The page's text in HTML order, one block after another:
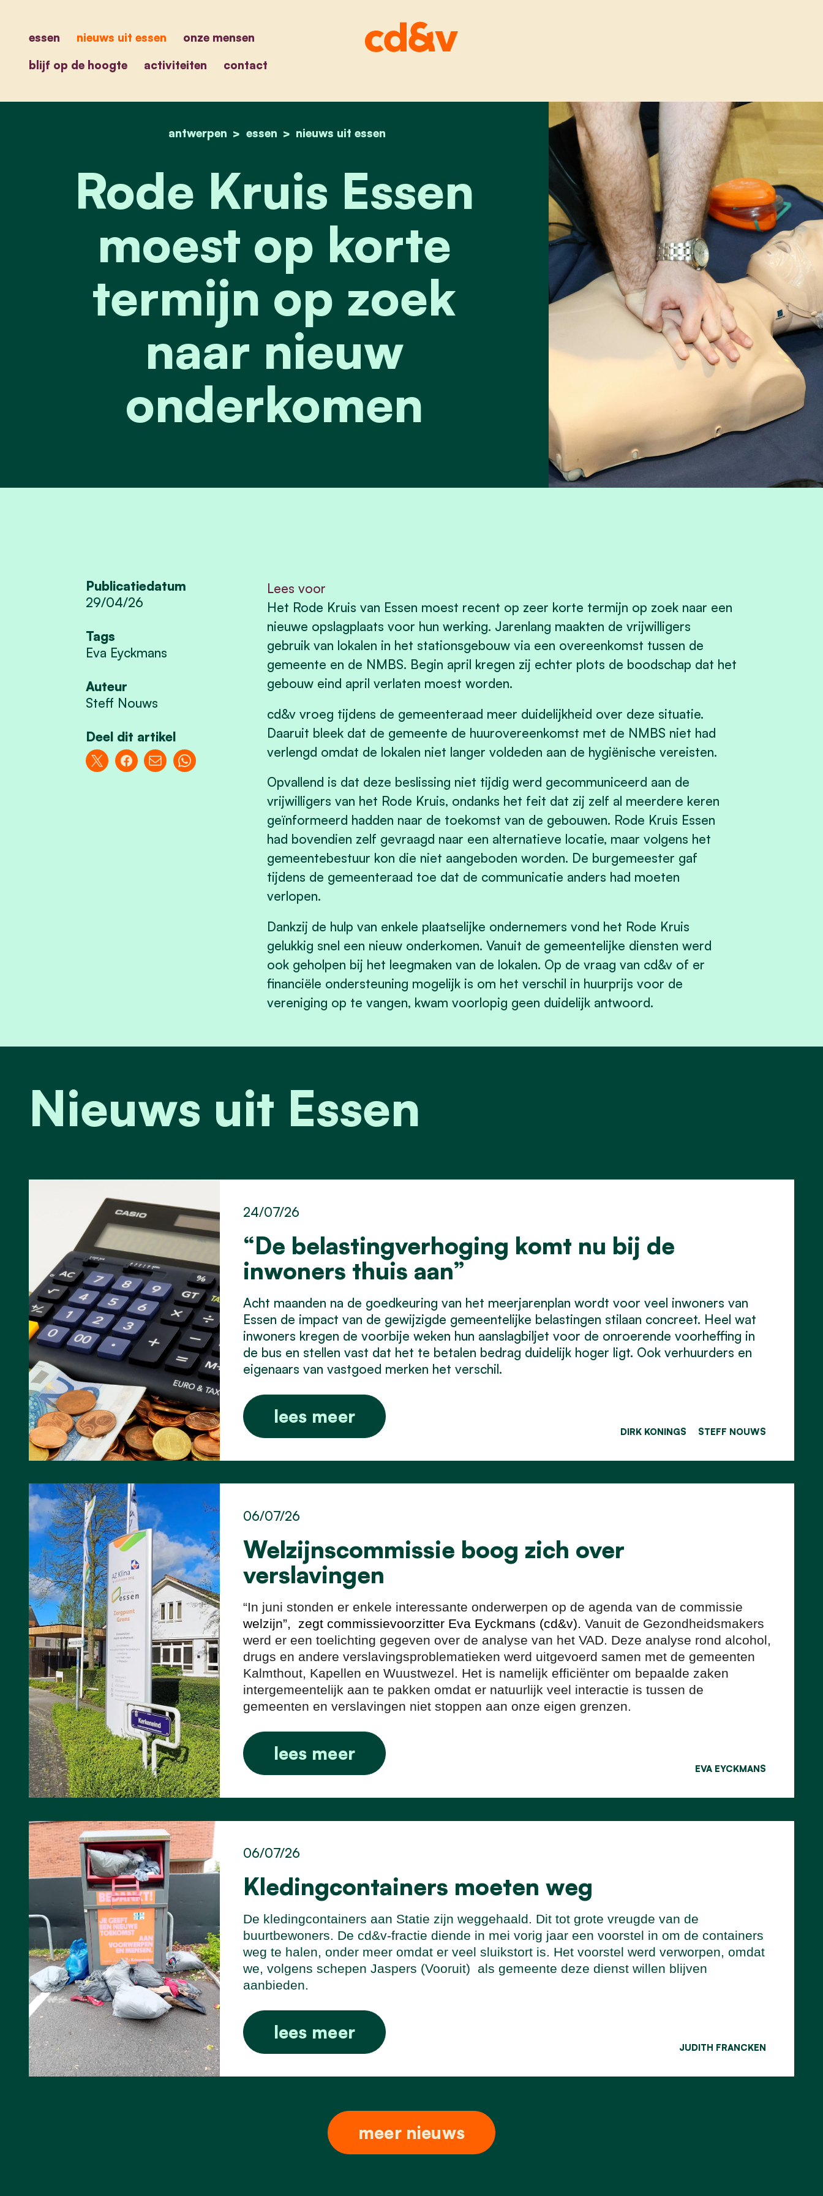
essen nieuws uit essen
onze mensen
blijf op de hoogte
activiteiten contact
home
antwerpen essen nieuws uit essen
rode kruis essen moest op korte termijn op zoek naar nieuw onderkomen
Rode Kruis Essen
moest op korte
termijn op zoek
naar nieuw
onderkomen
Publicatiedatum
29/04/26
Tags
Eva Eyckmans
Auteur
Steff Nouws
Deel dit artikel
Lees voor
Het Rode Kruis van Essen moest recent op zeer korte termijn op zoek naar een
nieuwe opslagplaats voor hun werking. Jarenlang maakten de vrijwilligers
gebruik van lokalen in het stationsgebouw via een overeenkomst tussen de
gemeente en de NMBS. Begin april kregen zij echter plots de boodschap dat het
gebouw eind april verlaten moest worden.
cd&v vroeg tijdens de gemeenteraad meer duidelijkheid over deze situatie.
Daaruit bleek dat de gemeente de huurovereenkomst met de NMBS niet had
verlengd omdat de lokalen niet langer voldeden aan de hygiënische vereisten.
Opvallend is dat deze beslissing niet tijdig werd gecommuniceerd aan de
vrijwilligers van het Rode Kruis, ondanks het feit dat zij zelf al meerdere keren
geïnformeerd hadden naar de toekomst van de gebouwen. Rode Kruis Essen
had bovendien zelf gevraagd naar een alternatieve locatie, maar volgens het
gemeentebestuur kon die niet aangeboden worden. De burgemeester gaf
tijdens de gemeenteraad toe dat de communicatie anders had moeten
verlopen.
Dankzij de hulp van enkele plaatselijke ondernemers vond het Rode Kruis
gelukkig snel een nieuw onderkomen. Vanuit de gemeentelijke diensten werd
ook geholpen bij het leegmaken van de lokalen. Op de vraag van cd&v of er
financiële ondersteuning mogelijk is om het verschil in huurprijs voor de
vereniging op te vangen, kwam voorlopig geen duidelijk antwoord.
Nieuws uit Essen
“De belastingverhoging komt nu bij de
inwoners thuis aan”
24/07/26
Acht maanden na de goedkeuring van het meerjarenplan wordt voor veel inwoners van
Essen de impact van de gewijzigde gemeentelijke belastingen stilaan concreet. Heel wat
inwoners kregen de voorbije weken hun aanslagbiljet voor de onroerende voorheffing in
de bus en stellen vast dat het te betalen bedrag duidelijk hoger ligt. Ook verhuurders en
eigenaars van vastgoed merken het verschil.
lees meer
DIRK KONINGS STEFF NOUWS
Welzijnscommissie boog zich over
verslavingen
06/07/26
“In juni stonden er enkele interessante onderwerpen op de agenda van de commissie
welzijn”, zegt commissievoorzitter Eva Eyckmans (cd&v). Vanuit de Gezondheidsmakers
werd er een toelichting gegeven over de analyse van het VAD. Deze analyse rond alcohol,
drugs en andere verslavingsproblematieken werd uitgevoerd samen met de gemeenten
Kalmthout, Kapellen en Wuustwezel. Het is namelijk efficiënter om bepaalde zaken
intergemeentelijk aan te pakken omdat er natuurlijk veel interactie is tussen de
gemeenten en verslavingen niet stoppen aan onze eigen grenzen.
lees meer
EVA EYCKMANS
Kledingcontainers moeten weg
06/07/26
De kledingcontainers aan Statie zijn weggehaald. Dit tot grote vreugde van de
buurtbewoners. De cd&v-fractie diende in mei vorig jaar een voorstel in om de containers
weg te halen, onder meer omdat er veel sluikstort is. Het voorstel werd verworpen, omdat
we, volgens schepen Jaspers (Vooruit)
als gemeente deze dienst willen blijven
aanbieden.
lees meer
JUDITH FRANCKEN
meer nieuws